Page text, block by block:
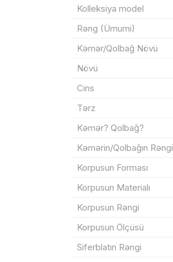
Kolleksiya model
Rəng (Ümumi)
Kəmər/Qolbağ Növü
Növü
Cins
Tərz
Kəmər? Qolbağ?
Kəmərin/Qolbağın Rəngi
Korpusun Forması
Korpusun Materialı
Korpusun Rəngi
Korpusun Ölçüsü
Siferblatın Rəngi